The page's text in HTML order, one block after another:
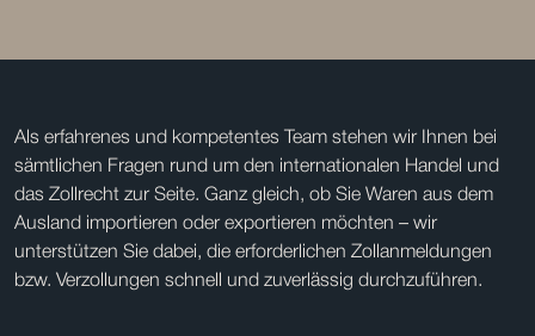
Als erfahrenes und kompetentes Team stehen wir Ihnen bei
sämtlichen Fragen rund um den internationalen Handel und
das Zollrecht zur Seite. Ganz gleich, ob Sie Waren aus dem
Ausland importieren oder exportieren möchten – wir
unterstützen Sie dabei, die erforderlichen Zollanmeldungen
bzw. Verzollungen schnell und zuverlässig durchzuführen.